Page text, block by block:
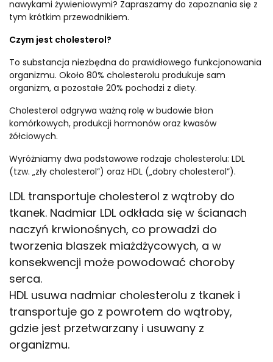
nawykami żywieniowymi? Zapraszamy do zapoznania się z
tym krótkim przewodnikiem.
Czym jest cholesterol?
To substancja niezbędna do prawidłowego funkcjonowania
organizmu. Około 80% cholesterolu produkuje sam
organizm, a pozostałe 20% pochodzi z diety.
Cholesterol odgrywa ważną rolę w budowie błon
komórkowych, produkcji hormonów oraz kwasów
żółciowych.
Wyróżniamy dwa podstawowe rodzaje cholesterolu: LDL
(tzw. „zły cholesterol”) oraz HDL („dobry cholesterol”).
LDL transportuje cholesterol z wątroby do
tkanek. Nadmiar LDL odkłada się w ścianach
naczyń krwionośnych, co prowadzi do
tworzenia blaszek miażdżycowych, a w
konsekwencji może powodować choroby
serca.
HDL usuwa nadmiar cholesterolu z tkanek i
transportuje go z powrotem do wątroby,
gdzie jest przetwarzany i usuwany z
organizmu.